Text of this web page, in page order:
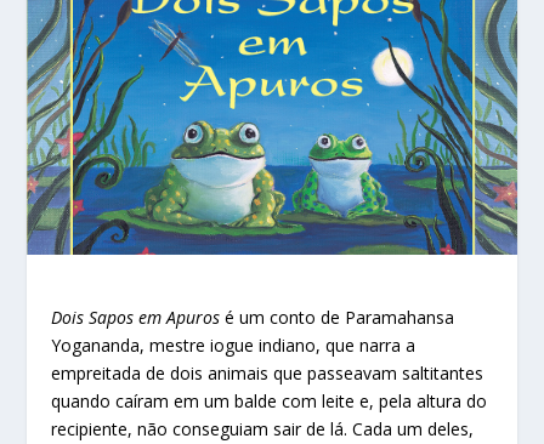
Dois Sapos em Apuros é um conto de Paramahansa
Yogananda, mestre iogue indiano, que narra a
empreitada de dois animais que passeavam saltitantes
quando caíram em um balde com leite e, pela altura do
recipiente, não conseguiam sair de lá. Cada um deles,